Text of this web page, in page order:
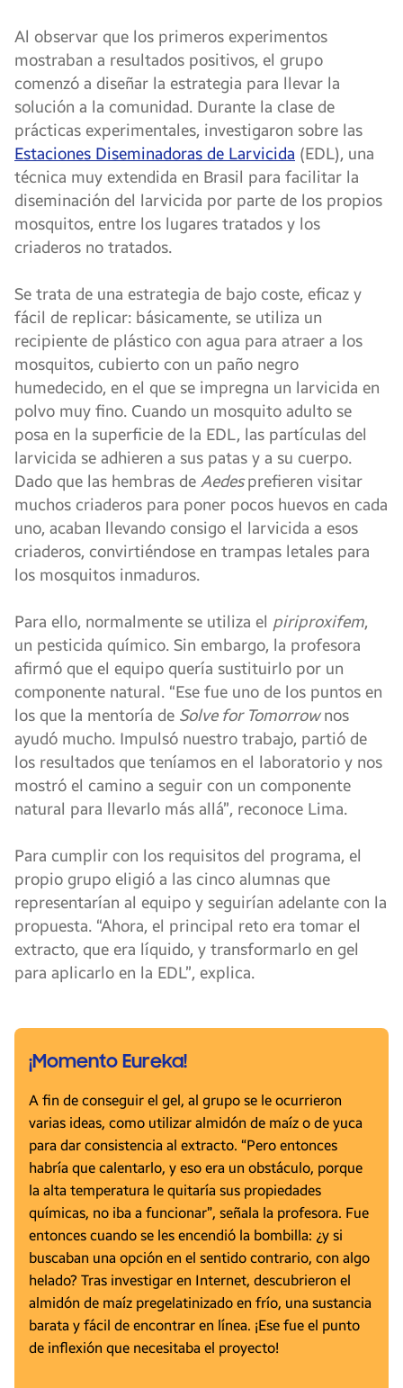
Al observar que los primeros experimentos
mostraban a resultados positivos, el grupo
comenzó a diseñar la estrategia para llevar la
solución a la comunidad. Durante la clase de
prácticas experimentales, investigaron sobre las
Estaciones Diseminadoras de Larvicida (EDL), una
técnica muy extendida en Brasil para facilitar la
diseminación del larvicida por parte de los propios
mosquitos, entre los lugares tratados y los
criaderos no tratados.
Se trata de una estrategia de bajo coste, eficaz y
fácil de replicar: básicamente, se utiliza un
recipiente de plástico con agua para atraer a los
mosquitos, cubierto con un paño negro
humedecido, en el que se impregna un larvicida en
polvo muy fino. Cuando un mosquito adulto se
posa en la superficie de la EDL, las partículas del
larvicida se adhieren a sus patas y a su cuerpo.
Dado que las hembras de Aedesprefieren visitar
muchos criaderos para poner pocos huevos en cada
uno, acaban llevando consigo el larvicida a esos
criaderos, convirtiéndose en trampas letales para
los mosquitos inmaduros.
Para ello, normalmente se utiliza el piriproxifem,
un pesticida químico. Sin embargo, la profesora
afirmó que el equipo quería sustituirlo por un
componente natural. “Ese fue uno de los puntos en
los que la mentoría de Solve for Tomorrownos
ayudó mucho. Impulsó nuestro trabajo, partió de
los resultados que teníamos en el laboratorio y nos
mostró el camino a seguir con un componente
natural para llevarlo más allá”, reconoce Lima.
Para cumplir con los requisitos del programa, el
propio grupo eligió a las cinco alumnas que
representarían al equipo y seguirían adelante con la
propuesta. “Ahora, el principal reto era tomar el
extracto, que era líquido, y transformarlo en gel
para aplicarlo en la EDL”, explica.
¡Momento Eureka!
A fin de conseguir el gel, al grupo se le ocurrieron
varias ideas, como utilizar almidón de maíz o de yuca
para dar consistencia al extracto. “Pero entonces
habría que calentarlo, y eso era un obstáculo, porque
la alta temperatura le quitaría sus propiedades
químicas, no iba a funcionar”, señala la profesora. Fue
entonces cuando se les encendió la bombilla: ¿y si
buscaban una opción en el sentido contrario, con algo
helado? Tras investigar en Internet, descubrieron el
almidón de maíz pregelatinizado en frío, una sustancia
barata y fácil de encontrar en línea. ¡Ese fue el punto
de inflexión que necesitaba el proyecto!